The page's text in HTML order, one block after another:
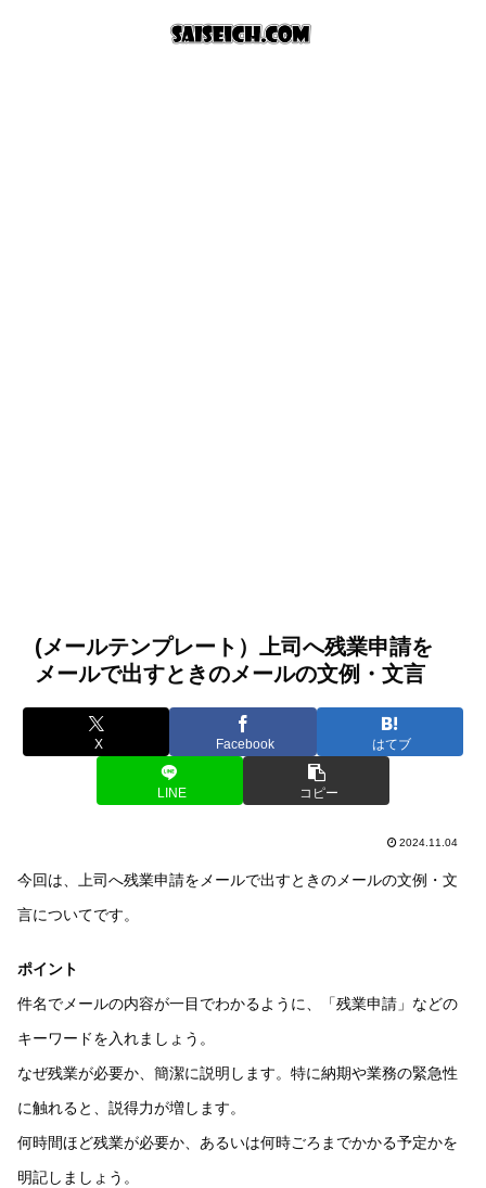
(メールテンプレート）上司へ残業申請を
メールで出すときのメールの文例・文言
X Facebook はてブ
LINE コピー
2024.11.04
今回は、上司へ残業申請をメールで出すときのメールの文例・文
言についてです。
ポイント
件名でメールの内容が一目でわかるように、「残業申請」などの
キーワードを入れましょう。
なぜ残業が必要か、簡潔に説明します。特に納期や業務の緊急性
に触れると、説得力が増します。
何時間ほど残業が必要か、あるいは何時ごろまでかかる予定かを
明記しましょう。